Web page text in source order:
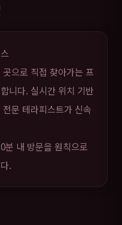
으로 직접 찾아가는 프
니다. 실시간 위치 기반
문 테라피스트가 신속
분 내 방문을 원칙으로
.